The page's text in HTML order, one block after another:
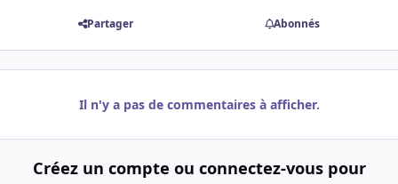
Partager Abonnés
Il n'y a pas de commentaires à afficher.
Créez un compte ou connectez-vous pour